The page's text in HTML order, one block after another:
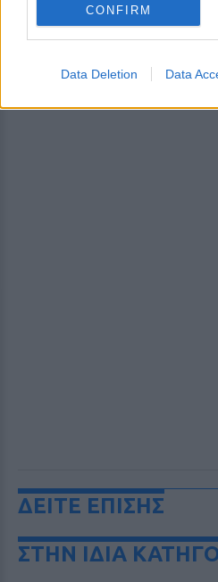
CONFIRM
Data Deletion Data
Ακολουθήστε το E-
ΔΕΙΤΕ ΕΠΙΣΗΣ
ΣΤΗΝ ΙΔΙΑ